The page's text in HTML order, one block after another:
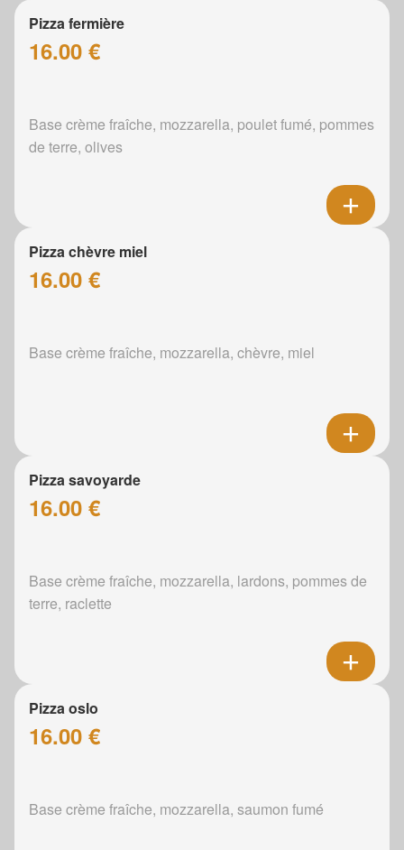
Pizza fermière
16.00 €
Base crème fraîche, mozzarella, poulet fumé, pommes
de terre, olives
Pizza chèvre miel
16.00 €
Base crème fraîche, mozzarella, chèvre, miel
Pizza savoyarde
16.00 €
Base crème fraîche, mozzarella, lardons, pommes de
terre, raclette
Pizza oslo
16.00 €
Base crème fraîche, mozzarella, saumon fumé